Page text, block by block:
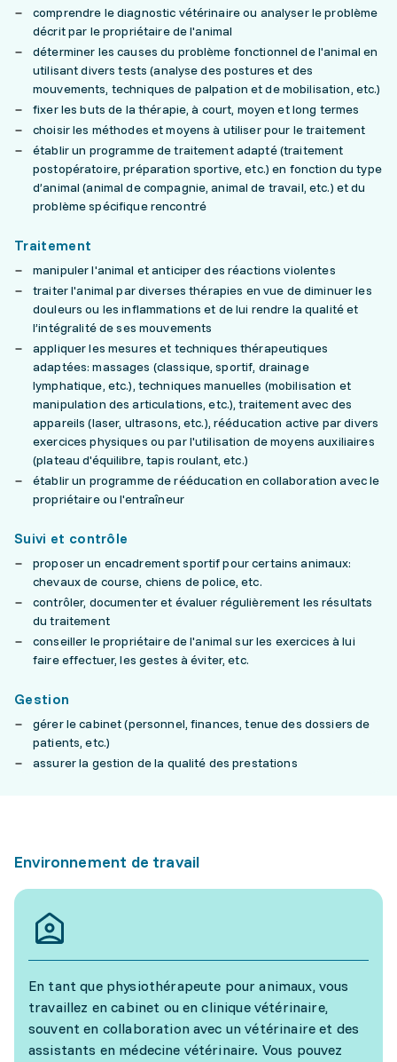
comprendre le diagnostic vétérinaire ou analyser le problème
décrit par le propriétaire de l'animal
déterminer les causes du problème fonctionnel de l'animal en
utilisant divers tests (analyse des postures et des
mouvements, techniques de palpation et de mobilisation, etc.)
fixer les buts de la thérapie, à court, moyen et long termes
choisir les méthodes et moyens à utiliser pour le traitement
établir un programme de traitement adapté (traitement
postopératoire, préparation sportive, etc.) en fonction du type
d’animal (animal de compagnie, animal de travail, etc.) et du
problème spécifique rencontré
Traitement
manipuler l'animal et anticiper des réactions violentes
traiter l'animal par diverses thérapies en vue de diminuer les
douleurs ou les inflammations et de lui rendre la qualité et
l’intégralité de ses mouvements
appliquer les mesures et techniques thérapeutiques
adaptées: massages (classique, sportif, drainage
lymphatique, etc.), techniques manuelles (mobilisation et
manipulation des articulations, etc.), traitement avec des
appareils (laser, ultrasons, etc.), rééducation active par divers
exercices physiques ou par l'utilisation de moyens auxiliaires
(plateau d'équilibre, tapis roulant, etc.)
établir un programme de rééducation en collaboration avec le
propriétaire ou l'entraîneur
Suivi et contrôle
proposer un encadrement sportif pour certains animaux:
chevaux de course, chiens de police, etc.
contrôler, documenter et évaluer régulièrement les résultats
du traitement
conseiller le propriétaire de l'animal sur les exercices à lui
faire effectuer, les gestes à éviter, etc.
Gestion
gérer le cabinet (personnel, finances, tenue des dossiers de
patients, etc.)
assurer la gestion de la qualité des prestations
Environnement de travail
En tant que physiothérapeute pour animaux, vous
travaillez en cabinet ou en clinique vétérinaire,
souvent en collaboration avec un vétérinaire et des
assistants en médecine vétérinaire. Vous pouvez